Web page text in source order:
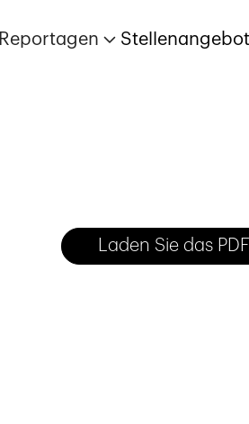
Reportagen
Laden Sie das